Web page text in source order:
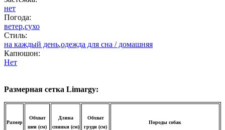
нет
Погода:
ветер,сухо
Стиль:
на каждый день,одежда для сна / домашняя
Капюшон:
Нет
Размерная сетка Limargy:
Размер
Обхват
шеи (см)
Длина
спинки (см)
Обхват
груди (см)
Породы собак